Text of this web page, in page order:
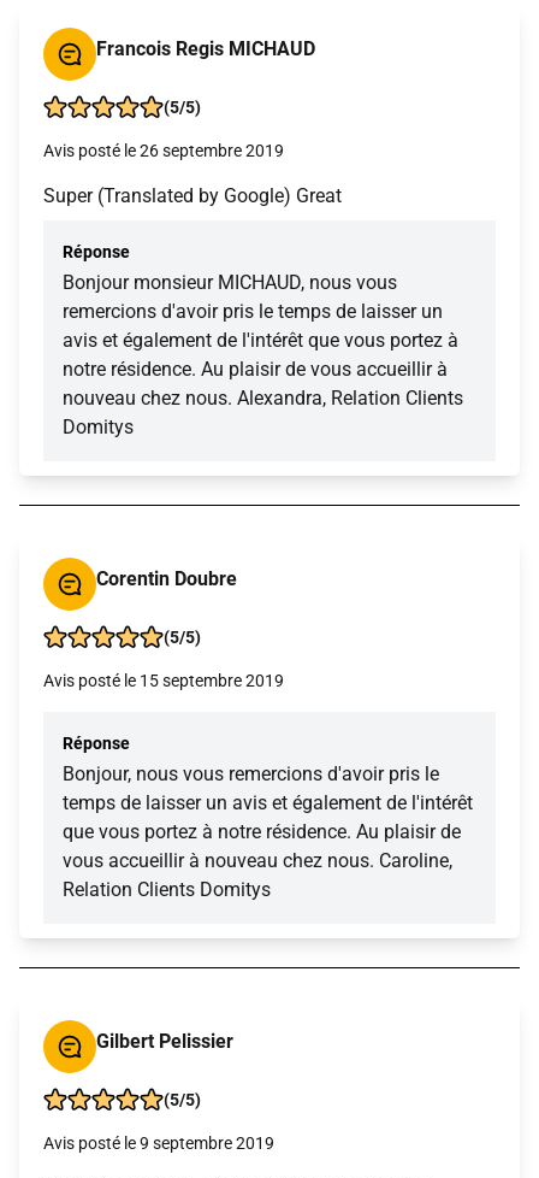
Francois Regis MICHAUD
(5/5)
Avis posté le 26 septembre 2019
Super (Translated by Google) Great
Réponse
Bonjour monsieur MICHAUD, nous vous
remercions d'avoir pris le temps de laisser un
avis et également de l'intérêt que vous portez à
notre résidence. Au plaisir de vous accueillir à
nouveau chez nous. Alexandra, Relation Clients
Domitys
Corentin Doubre
(5/5)
Avis posté le 15 septembre 2019
Réponse
Bonjour, nous vous remercions d'avoir pris le
temps de laisser un avis et également de l'intérêt
que vous portez à notre résidence. Au plaisir de
vous accueillir à nouveau chez nous. Caroline,
Relation Clients Domitys
Gilbert Pelissier
(5/5)
Avis posté le 9 septembre 2019